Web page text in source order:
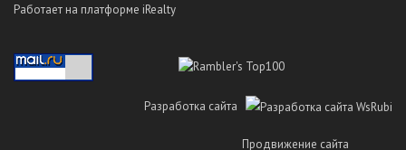
Работает на платформе iRealty
Разработка сайта
Продвижение сайта